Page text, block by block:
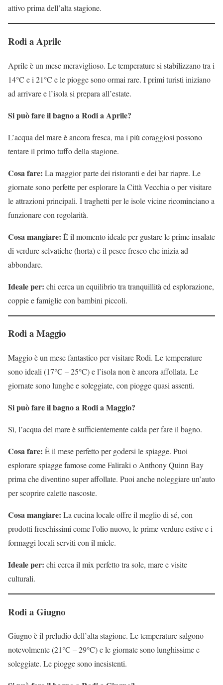
attivo prima dell’alta stagione.
Rodi a Aprile
Aprile è un mese meraviglioso. Le temperature si stabilizzano tra i
14°C e i 21°C e le piogge sono ormai rare. I primi turisti iniziano
ad arrivare e l’isola si prepara all’estate.
Si può fare il bagno a Rodi a Aprile?
L’acqua del mare è ancora fresca, ma i più coraggiosi possono
tentare il primo tuffo della stagione.
Cosa fare: La maggior parte dei ristoranti e dei bar riapre. Le
giornate sono perfette per esplorare la Città Vecchia o per visitare
le attrazioni principali. I traghetti per le isole vicine ricominciano a
funzionare con regolarità.
Cosa mangiare: È il momento ideale per gustare le prime insalate
di verdure selvatiche (horta) e il pesce fresco che inizia ad
abbondare.
Ideale per: chi cerca un equilibrio tra tranquillità ed esplorazione,
coppie e famiglie con bambini piccoli.
Rodi a Maggio
Maggio è un mese fantastico per visitare Rodi. Le temperature
sono ideali (17°C – 25°C) e l’isola non è ancora affollata. Le
giornate sono lunghe e soleggiate, con piogge quasi assenti.
Si può fare il bagno a Rodi a Maggio?
Sì, l’acqua del mare è sufficientemente calda per fare il bagno.
Cosa fare: È il mese perfetto per godersi le spiagge. Puoi
esplorare spiagge famose come Faliraki o Anthony Quinn Bay
prima che diventino super affollate. Puoi anche noleggiare un’auto
per scoprire calette nascoste.
Cosa mangiare: La cucina locale offre il meglio di sé, con
prodotti freschissimi come l’olio nuovo, le prime verdure estive e i
formaggi locali serviti con il miele.
Ideale per: chi cerca il mix perfetto tra sole, mare e visite
culturali.
Rodi a Giugno
Giugno è il preludio dell’alta stagione. Le temperature salgono
notevolmente (21°C – 29°C) e le giornate sono lunghissime e
soleggiate. Le piogge sono inesistenti.